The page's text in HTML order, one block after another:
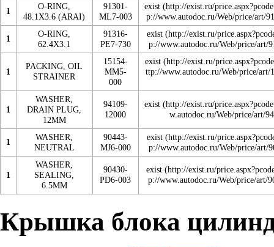
1
O-RING,
48.1X3.6 (ARAI)
91301-
ML7-003
exist
1
O-RING,
62.4X3.1
91316-
PE7-730
exist
1
PACKING, OIL
STRAINER
15154-
MM5-
000
exist
1
WASHER,
DRAIN PLUG,
12MM
94109-
12000
exist
1
WASHER,
NEUTRAL
90443-
MJ6-000
exist
1
WASHER,
SEALING,
6.5MM
90430-
PD6-003
exist
Крышка блока